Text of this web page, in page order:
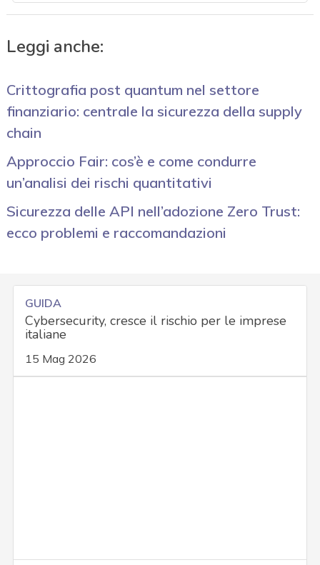
Leggi anche:
Crittografia post quantum nel settore
finanziario: centrale la sicurezza della supply
chain
Approccio Fair: cos’è e come condurre
un’analisi dei rischi quantitativi
Sicurezza delle API nell’adozione Zero Trust:
ecco problemi e raccomandazioni
GUIDA
Cybersecurity, cresce il rischio per le imprese
italiane
15 Mag 2026